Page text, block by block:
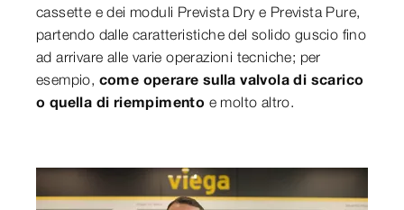
cassette e dei moduli Prevista Dry e Prevista Pure,
partendo dalle caratteristiche del solido guscio fino
ad arrivare alle varie operazioni tecniche; per
esempio, come operare sulla valvola di scarico
o quella di riempimento e molto altro.